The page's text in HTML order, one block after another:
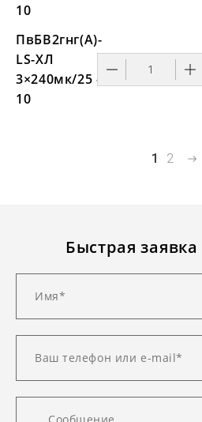
10
ПвБВ2гнг(А)-
LS-ХЛ
3×240мк/25 -
10
1 2
Быстрая